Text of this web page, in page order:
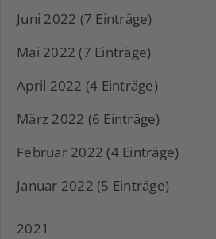
Juni 2022 (7 Einträge)
Mai 2022 (7 Einträge)
April 2022 (4 Einträge)
März 2022 (6 Einträge)
Februar 2022 (4 Einträge)
Januar 2022 (5 Einträge)
2021